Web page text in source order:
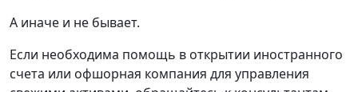
А иначе и не бывает.
Если необходима помощь в открытии иностранного
счета или офшорная компания для управления